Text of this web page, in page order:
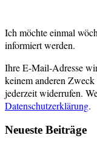
Ich möchte einmal
informiert werden.
Ihre E-Mail-Adresse
keinem anderen
jederzeit widerrufen.
Datenschutzerklärung.
Neueste Beiträge